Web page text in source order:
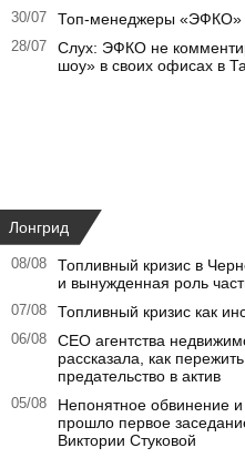
30/07 Топ-менеджеры «ЭФКО»
28/07
Слух: ЭФКО не
шоу» в своих офисах в
Лонгрид
08/08
Топливный кризис в
и вынужденная роль
07/08 Топливный кризис как
06/08
CEO агентства
рассказала, как
предательство в актив
05/08
Непонятное обвинение
прошло первое
Виктории Стуковой